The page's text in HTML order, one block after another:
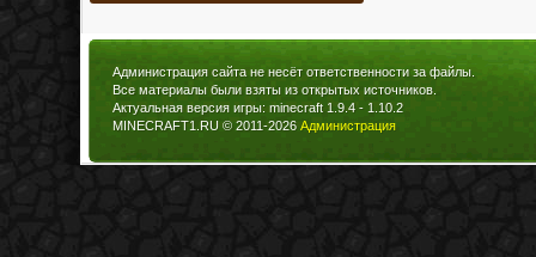
Администрация сайта не несёт ответственности за файлы.
Все материалы были взяты из открытых источников.
Актуальная версия игры: minecraft 1.9.4 - 1.10.2
MINECRAFT1.RU © 2011-2026 Администрация